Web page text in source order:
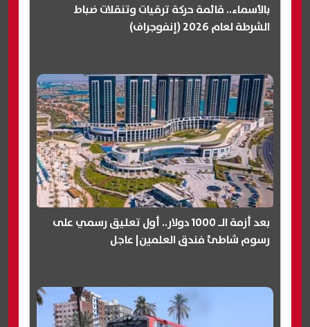
بالأسماء.. قائمة حركة ترقيات وتنقلات ضباط
الشرطة لعام 2026 (إنفوجراف)
بعد أزمة الـ 1000 دولار.. أول تعليق رسمي على
رسوم شاطئ فندق العلمين| عاجل